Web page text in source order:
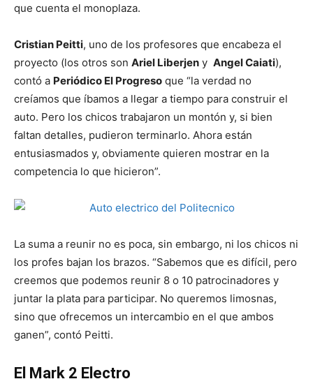
que cuenta el monoplaza.
Cristian Peitti, uno de los profesores que encabeza el
proyecto (los otros son Ariel Liberjen y Angel Caiati),
contó a Periódico El Progreso que “la verdad no
creíamos que íbamos a llegar a tiempo para construir el
auto. Pero los chicos trabajaron un montón y, si bien
faltan detalles, pudieron terminarlo. Ahora están
entusiasmados y, obviamente quieren mostrar en la
competencia lo que hicieron”.
La suma a reunir no es poca, sin embargo, ni los chicos ni
los profes bajan los brazos. “Sabemos que es difícil, pero
creemos que podemos reunir 8 o 10 patrocinadores y
juntar la plata para participar. No queremos limosnas,
sino que ofrecemos un intercambio en el que ambos
ganen”, contó Peitti.
El Mark 2 Electro